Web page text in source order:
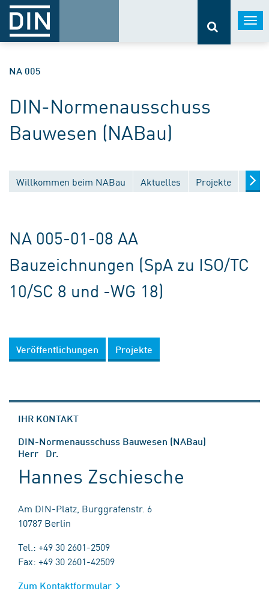
NA 005
DIN-Normenausschuss
Bauwesen (NABau)
Willkommen beim NABau Aktuelles Projekte
NA 005-01-08 AA
Bauzeichnungen (SpA zu ISO/TC
10/SC 8 und -WG 18)
Veröffentlichungen Projekte
IHR KONTAKT
DIN-Normenausschuss Bauwesen (NABau)
Herr Dr.
Hannes Zschiesche
Am DIN-Platz, Burggrafenstr. 6
10787 Berlin
Tel.: +49 30 2601-2509
Fax: +49 30 2601-42509
Zum Kontaktformular